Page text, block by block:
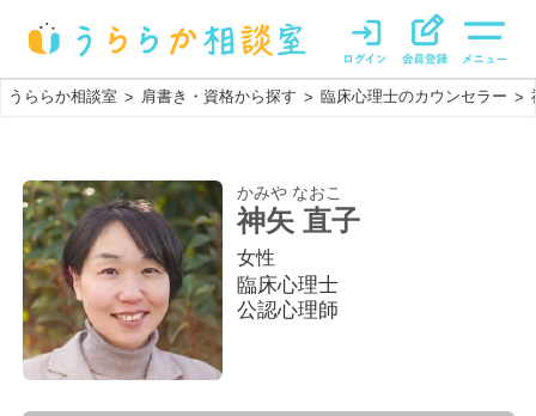
うららか相談室 > 肩書き・資格から探す > 臨床心理士のカウンセラー >
かみや なおこ
神矢 直子
女性
臨床心理士
公認心理師